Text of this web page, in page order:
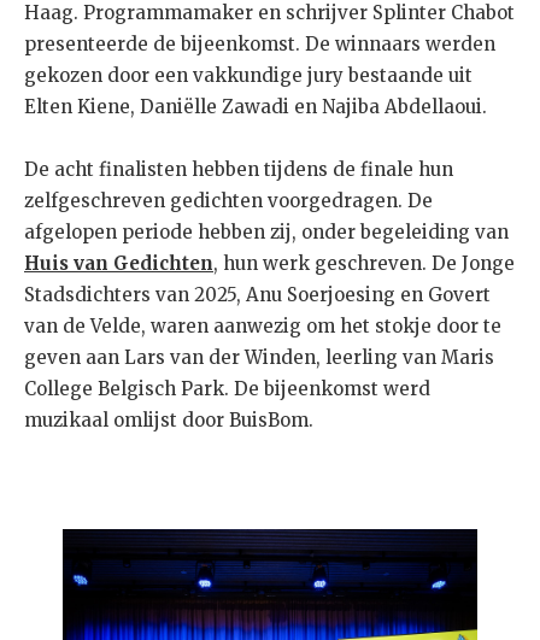
Haag. Programmamaker en schrijver Splinter Chabot
presenteerde de bijeenkomst. De winnaars werden
gekozen door een vakkundige jury bestaande uit
Elten Kiene, Daniëlle Zawadi en Najiba Abdellaoui.
De acht finalisten hebben tijdens de finale hun
zelfgeschreven gedichten voorgedragen. De
afgelopen periode hebben zij, onder begeleiding van
Huis van Gedichten, hun werk geschreven. De Jonge
Stadsdichters van 2025, Anu Soerjoesing en Govert
van de Velde, waren aanwezig om het stokje door te
geven aan Lars van der Winden, leerling van Maris
College Belgisch Park. De bijeenkomst werd
muzikaal omlijst door BuisBom.